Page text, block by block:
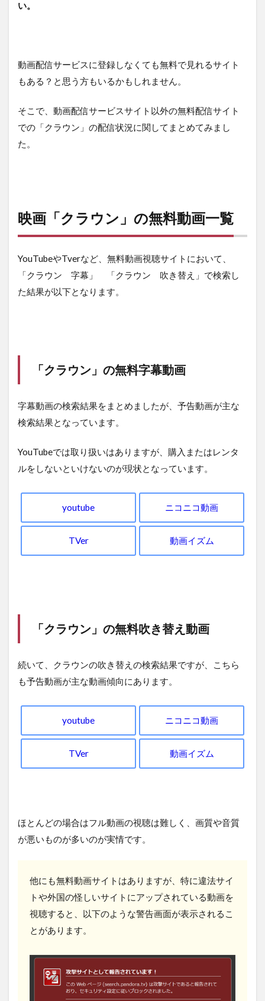
い。
動画配信サービスに登録しなくても無料で見れるサイト
もある？と思う方もいるかもしれません。
そこで、動画配信サービスサイト以外の無料配信サイト
での「クラウン」の配信状況に関してまとめてみまし
た。
映画「クラウン」 の無料動画一覧
YouTubeやTverなど、無料動画視聴サイトにおいて、
「クラウン 字幕」 「クラウン 吹き替え」で検索し
た結果が以下となります。
「クラウン」 の無料字幕動画
字幕動画の検索結果をまとめましたが、予告動画が主な
検索結果となっています。
YouTubeでは取り扱いはありますが、購入またはレンタ
ルをしないといけないのが現状となっています。
youtube ニコニコ動画
TVer 動画イズム
「クラウン」の無料吹き替え動画
続いて、 クラウンの吹き替えの検索結果ですが、こちら
も予告動画が主な動画傾向にあります。
youtube ニコニコ動画
TVer 動画イズム
ほとんどの場合はフル動画の視聴は難しく、画質や音質
が悪いものが多いのが実情です。
他にも無料動画サイトはありますが、特に違法サイ
トや外国の怪しいサイトにアップされている動画を
視聴すると、以下のような警告画面が表示されるこ
とがあります。